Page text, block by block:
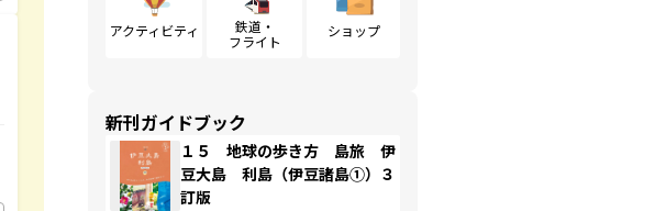
アクティビティ
鉄道・
フライト
ショップ
新刊ガイドブック
１５ 地球の歩き方 島旅 伊
豆大島 利島（伊豆諸島①）３
訂版